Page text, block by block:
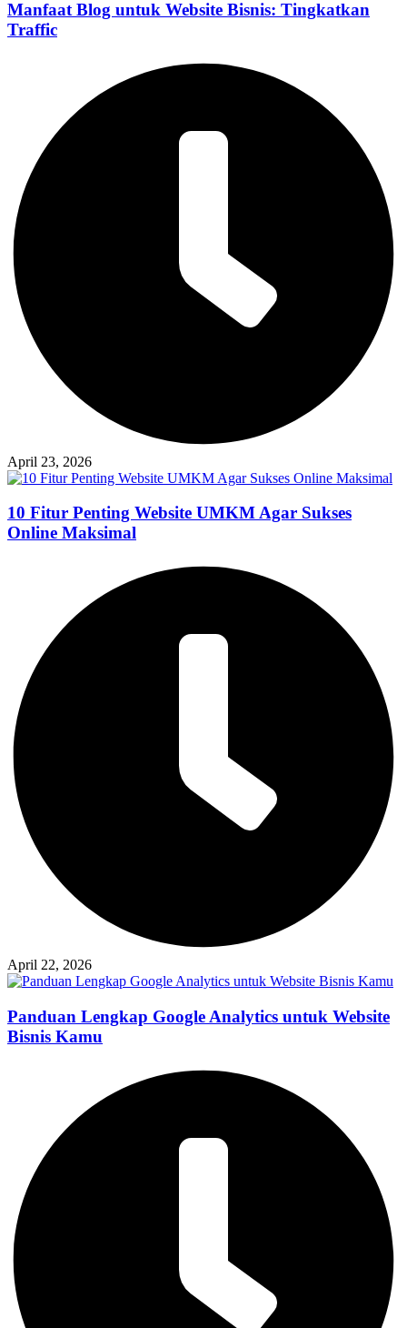
Manfaat Blog untuk Website Bisnis: Tingkatkan
Traffic
April 23, 2026
10 Fitur Penting Website UMKM Agar Sukses
Online Maksimal
April 22, 2026
Panduan Lengkap Google Analytics untuk Website
Bisnis Kamu